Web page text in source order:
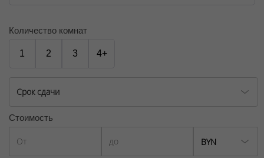
Количество комнат
1 2 3 4+
Срок сдачи
Стоимость
BYN